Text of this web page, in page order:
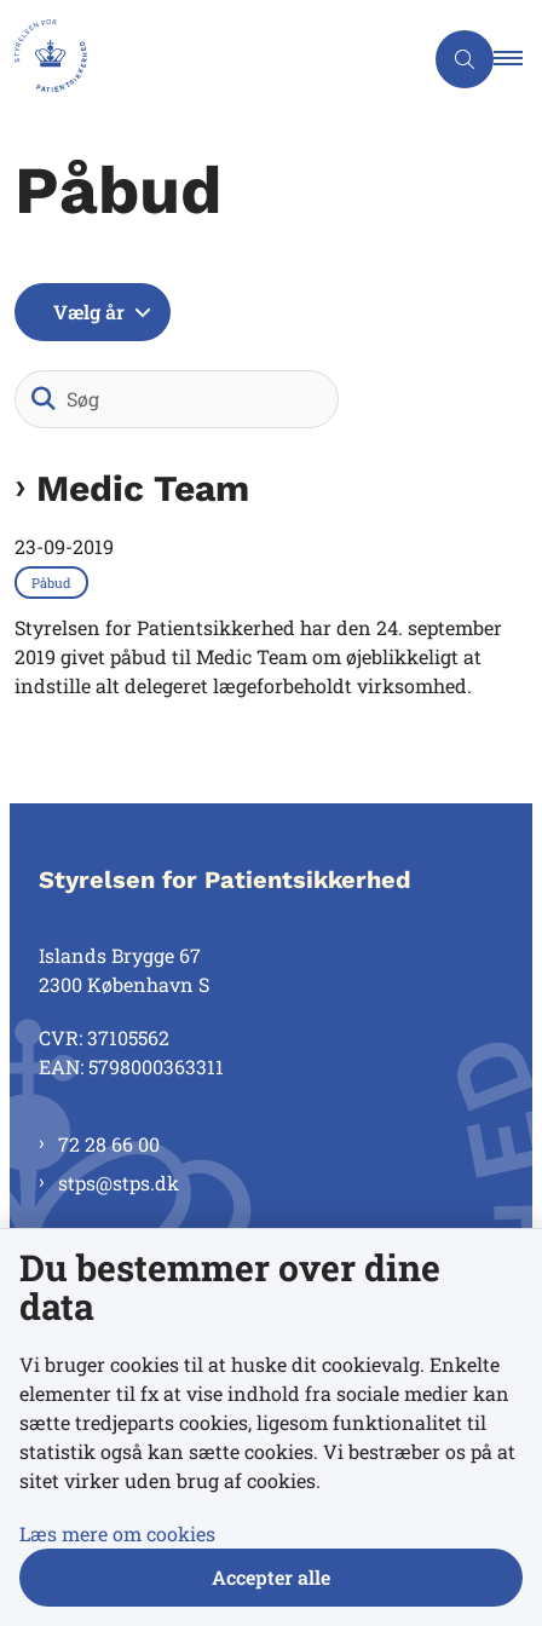
Påbud
Vælg år
Medic Team
23-09-2019
Påbud
Styrelsen for Patientsikkerhed har den 24. september
2019 givet påbud til Medic Team om øjeblikkeligt at
indstille alt delegeret lægeforbeholdt virksomhed.
Styrelsen for Patientsikkerhed
Islands Brygge 67
2300 København S
CVR: 37105562
EAN: 5798000363311
72 28 66 00
stps@stps.dk
Se alle kontaktnumre
Links
Udgivelser
Tilgængelighedserklæring
Du bestemmer over dine
data
Vi bruger cookies til at huske dit cookievalg. Enkelte
elementer til fx at vise indhold fra sociale medier kan
sætte tredjeparts cookies, ligesom funktionalitet til
statistik også kan sætte cookies. Vi bestræber os på at
sitet virker uden brug af cookies.
Læs mere om cookies
Accepter alle